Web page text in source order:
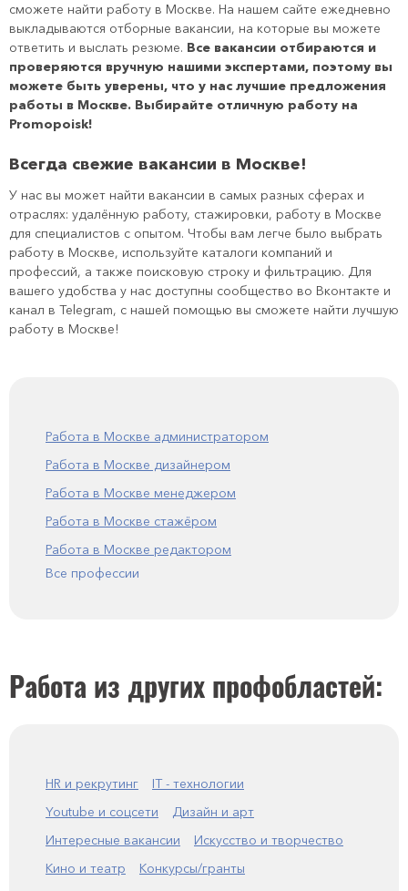
сможете найти работу в Москве. На нашем сайте ежедневно
выкладываются отборные вакансии, на которые вы можете
ответить и выслать резюме. Все вакансии отбираются и
проверяются вручную нашими экспертами, поэтому вы
можете быть уверены, что у нас лучшие предложения
работы в Москве. Выбирайте отличную работу на
Promopoisk!
Всегда свежие вакансии в Москве!
У нас вы может найти вакансии в самых разных сферах и
отраслях: удалённую работу, стажировки, работу в Москве
для специалистов с опытом. Чтобы вам легче было выбрать
работу в Москве, используйте каталоги компаний и
профессий, а также поисковую строку и фильтрацию. Для
вашего удобства у нас доступны сообщество во Вконтакте и
канал в Telegram, с нашей помощью вы сможете найти лучшую
работу в Москве!
Работа в Москве администратором
Работа в Москве дизайнером
Работа в Москве менеджером
Работа в Москве стажёром
Работа в Москве редактором
Все профессии
Работа из других профобластей:
HR и рекрутинг
IT - технологии
Youtube и соцсети
Дизайн и арт
Интересные вакансии
Искусство и творчество
Кино и театр
Конкурсы/гранты